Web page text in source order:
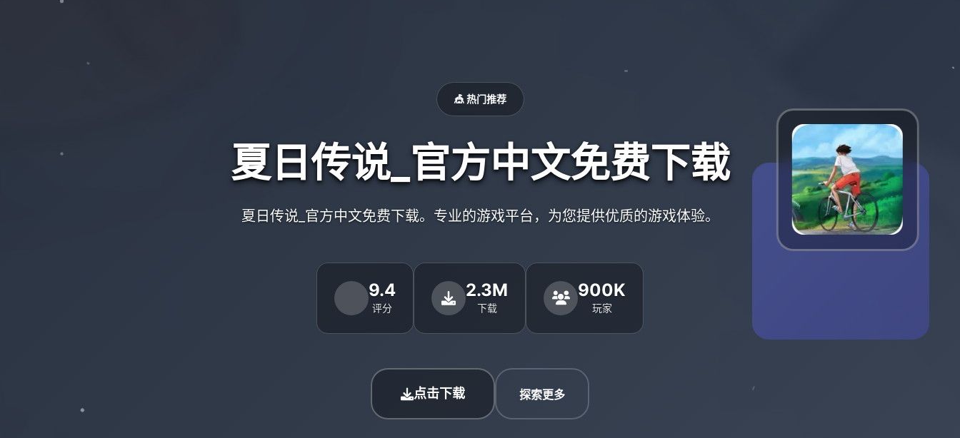
🎪 热门推荐
夏日传说_官方中文免费下载
夏日传说_官方中文免费下载。专业的游戏平台，为您提供优质的游戏体验。
9.4
评分
2.3M
下载
900K
玩家
点击下载 探索更多